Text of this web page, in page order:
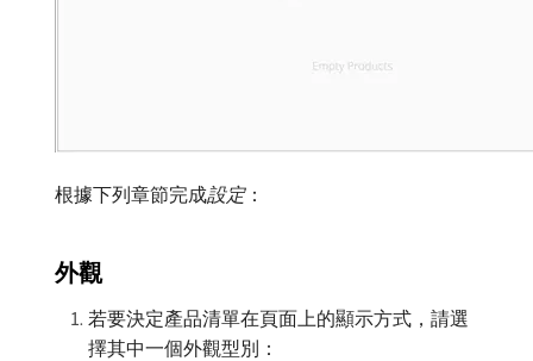
根據下列章節完成​設定：
外觀
若要決定產品清單在頁面上的顯示方式，請選
擇其中一個外觀型別：